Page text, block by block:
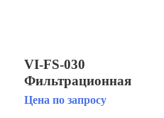
VI-FS-030
Фильтрационная
система для фонтана
Цена по запросу